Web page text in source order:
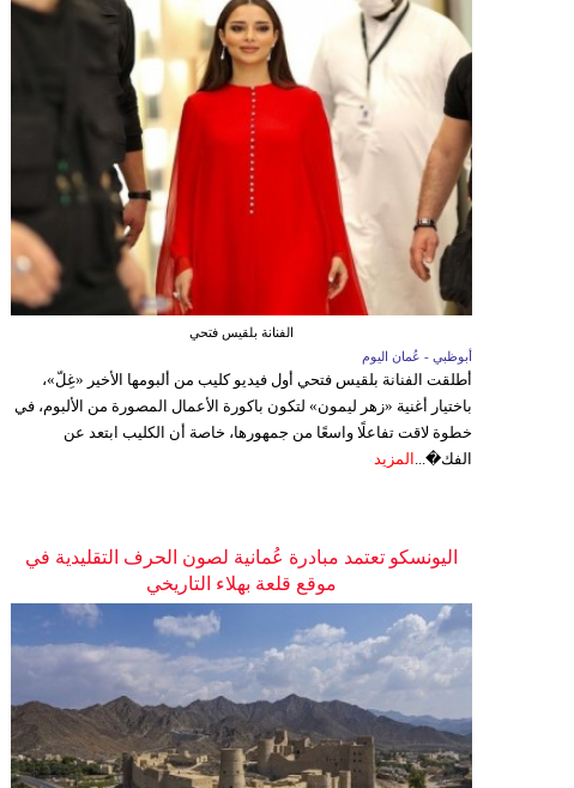
الفنانة بلقيس فتحي
أبوظبي - عُمان اليوم
أطلقت الفنانة بلقيس فتحي أول فيديو كليب من ألبومها الأخير «غِلّ»،
باختيار أغنية «زهر ليمون» لتكون باكورة الأعمال المصورة من الألبوم، في
خطوة لاقت تفاعلًا واسعًا من جمهورها، خاصة أن الكليب ابتعد عن
الفك�... المزيد
اليونسكو تعتمد مبادرة عُمانية لصون الحرف التقليدية في
موقع قلعة بهلاء التاريخي